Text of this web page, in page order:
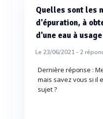
Quelles sont les
d'épuration, à
d'une eau à
Le 23/06/2021 -2
Dernière réponse :
mais savez vous si il
sujet ?